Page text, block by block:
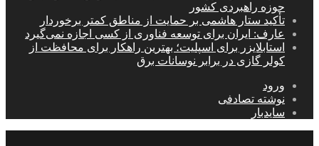
حوزه راهبردی کشور
تأکید ستار هاشمی بر حمایت از مناطق کمتر برخوردار
عارف: ایران برای توسعه فناوری از کسی اجازه نمی‌گیرد
استابلایزر برای اسپلیت؛ بهترین راهکار برای محافظت از
کولر گازی در برابر نوسانات برق
ورود
نوشته تصادفی
سایدبار